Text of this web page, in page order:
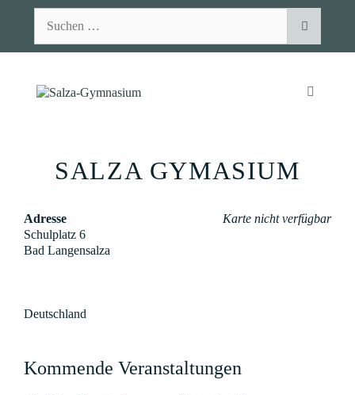
nach:
SALZA GYMASIUM
Karte nicht verfügbar
Adresse
Schulplatz 6
Bad Langensalza
Deutschland
Kommende Veranstaltungen